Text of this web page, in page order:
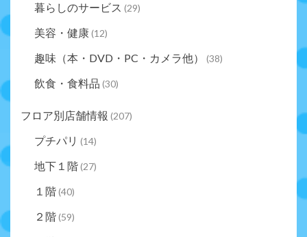
暮らしのサービス (29)
美容・健康(12)
趣味（本・DVD・PC・カメラ他） (38)
飲食・食料品 (30)
フロア別店舗情報 (207)
プチパリ (14)
地下１階(27)
１階(40)
２階(59)